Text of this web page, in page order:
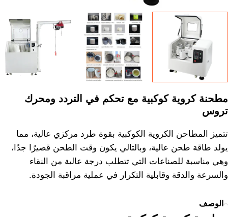
مطحنة كروية كوكبية مع تحكم في التردد ومحرك
تروس
تتميز المطاحن الكروية الكوكبية بقوة طرد مركزي عالية، مما
يولد طاقة طحن عالية، وبالتالي يكون وقت الطحن قصيرًا جدًا،
وهي مناسبة للصناعات التي تتطلب درجة عالية من النقاء
والسرعة والدقة وقابلية التكرار في عملية مراقبة الجودة.
الوصف